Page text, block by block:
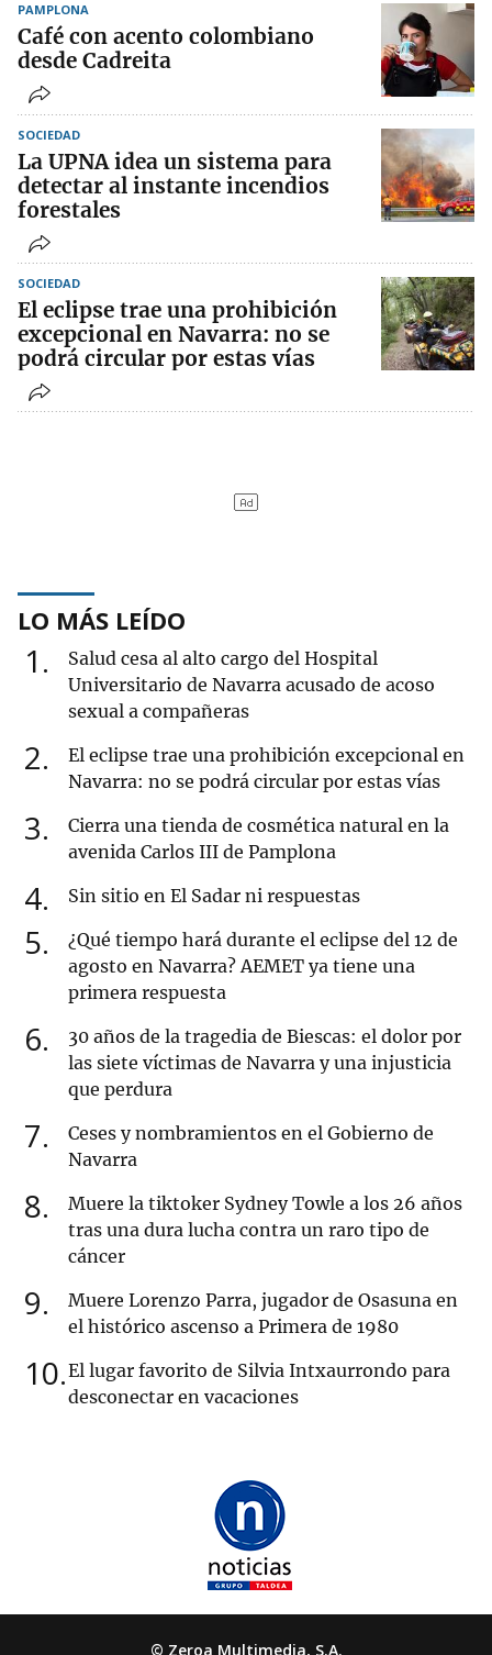
PAMPLONA
Café con acento colombiano
desde Cadreita
SOCIEDAD
La UPNA idea un sistema para
detectar al instante incendios
forestales
SOCIEDAD
El eclipse trae una prohibición
excepcional en Navarra: no se
podrá circular por estas vías
LO MÁS LEÍDO
1
Salud cesa al alto cargo del Hospital
Universitario de Navarra acusado de acoso
sexual a compañeras
2
El eclipse trae una prohibición excepcional en
Navarra: no se podrá circular por estas vías
3
Cierra una tienda de cosmética natural en la
avenida Carlos III de Pamplona
4 Sin sitio en El Sadar ni respuestas
5
¿Qué tiempo hará durante el eclipse del 12 de
agosto en Navarra? AEMET ya tiene una
primera respuesta
6
30 años de la tragedia de Biescas: el dolor por
las siete víctimas de Navarra y una injusticia
que perdura
7
Ceses y nombramientos en el Gobierno de
Navarra
8
Muere la tiktoker Sydney Towle a los 26 años
tras una dura lucha contra un raro tipo de
cáncer
9
Muere Lorenzo Parra, jugador de Osasuna en
el histórico ascenso a Primera de 1980
10 El lugar favorito de Silvia Intxaurrondo para
desconectar en vacaciones
© Zeroa Multimedia, S.A.